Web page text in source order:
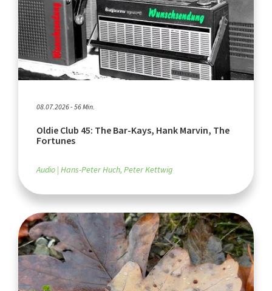
08.07.2026 - 56 Min.
Oldie Club 45: The Bar-Kays, Hank Marvin, The
Fortunes
Audio Hans-Peter Huch, Peter Kettwig